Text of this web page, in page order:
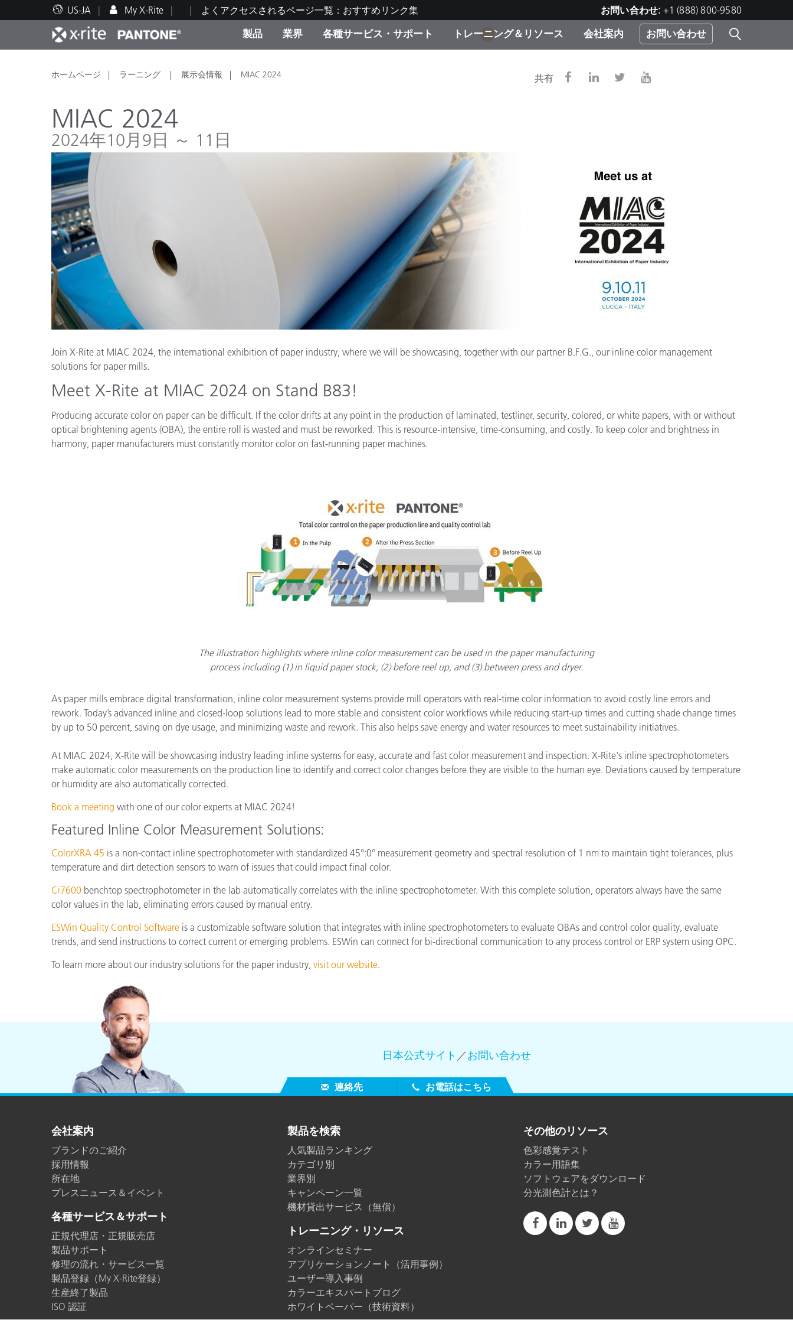
US-JA My X-Rite よくアクセスされるページ一覧：おすすめリンク集 お問い合わせ: +1 (888) 800-9580
製品
人気製品ランキング カテゴリ別
生産終了製品：アップグレー
業界
印刷＆パッケージ印刷
自動車
プラスチック
塗料・塗装
化粧品メーカー
ディスプレイメーカー＆プリ
ンターメーカー対象 OEM ソ
消費者向け製品パッケージ
食品の測色
ライフサイエンス
家庭電化製品
建築基材
各種サービス・サポート
テクニカルサポート 修理の流れ・サービス一覧
トレーニング＆リソース
教育関連資料 トレーニング
その他のリソース
会社案内 お問い合わせ
1
ホームページ ラーニング 展示会情報 MIAC 2024 共有
MIAC 2024
2024年10月9日 ～ 11日
Join X-Rite at MIAC 2024, the international exhibition of paper industry, where we will be showcasing, together with our partner B.F.G., our inline color management
solutions for paper mills.
Meet X-Rite at MIAC 2024 on Stand B83!
Producing accurate color on paper can be difficult. If the color drifts at any point in the production of laminated, testliner, security, colored, or white papers, with or without
optical brightening agents (OBA), the entire roll is wasted and must be reworked. This is resource-intensive, time-consuming, and costly. To keep color and brightness in
harmony, paper manufacturers must constantly monitor color on fast-running paper machines.
The illustration highlights where inline color measurement can be used in the paper manufacturing
process including (1) in liquid paper stock, (2) before reel up, and (3) between press and dryer.
As paper mills embrace digital transformation, inline color measurement systems provide mill operators with real-time color information to avoid costly line errors and
rework. Today’s advanced inline and closed-loop solutions lead to more stable and consistent color workflows while reducing start-up times and cutting shade change times
by up to 50 percent, saving on dye usage, and minimizing waste and rework. This also helps save energy and water resources to meet sustainability initiatives.
At MIAC 2024, X-Rite will be showcasing industry leading inline systems for easy, accurate and fast color measurement and inspection. X-Rite's inline spectrophotometers
make automatic color measurements on the production line to identify and correct color changes before they are visible to the human eye. Deviations caused by temperature
or humidity are also automatically corrected.
Book a meeting with one of our color experts at MIAC 2024!
Featured Inline Color Measurement Solutions:
ColorXRA 45 is a non-contact inline spectrophotometer with standardized 45°:0° measurement geometry and spectral resolution of 1 nm to maintain tight tolerances, plus
temperature and dirt detection sensors to warn of issues that could impact final color.
Ci7600 benchtop spectrophotometer in the lab automatically correlates with the inline spectrophotometer. With this complete solution, operators always have the same
color values in the lab, eliminating errors caused by manual entry.
ESWin Quality Control Software is a customizable software solution that integrates with inline spectrophotometers to evaluate OBAs and control color quality, evaluate
trends, and send instructions to correct current or emerging problems. ESWin can connect for bi-directional communication to any process control or ERP system using OPC.
To learn more about our industry solutions for the paper industry, visit our website.
日本公式サイト ／お問い合わせ
連絡先 お電話はこちら
会社案内
ブランドのご紹介
採用情報
所在地
プレスニュース＆イベント
各種サービス＆サポート
正規代理店・正規販売店
製品サポート
修理の流れ・サービス一覧
製品登録（My X-Rite登録）
生産終了製品
ISO 認証
製品を検索
人気製品ランキング
カテゴリ別
業界別
キャンペーン一覧
機材貸出サービス（無償）
トレーニング・リソース
オンラインセミナー
アプリケーションノート（活用事例）
ユーザー導入事例
カラーエキスパートブログ
ホワイトペーパー（技術資料）
その他のリソース
色彩感覚テスト
カラー用語集
ソフトウェアをダウンロード
分光測色計とは？